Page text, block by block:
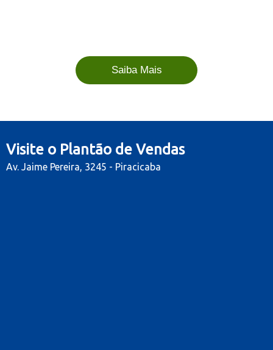
Saiba Mais
Visite o Plantão de Vendas
Av. Jaime Pereira, 3245 - Piracicaba